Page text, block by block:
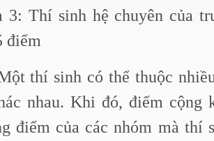
3: Thí sinh hệ chuyên của
điểm
thí sinh có thể thuộc
nhau. Khi đó, điểm cộng
điểm của các nhóm mà thí